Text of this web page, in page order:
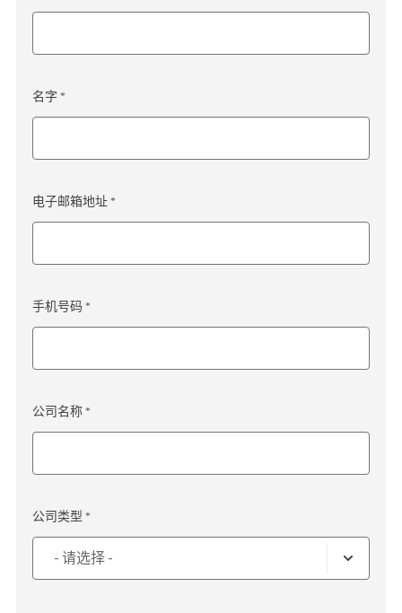
名字 *
电子邮箱地址 *
手机号码 *
公司名称 *
公司类型 *